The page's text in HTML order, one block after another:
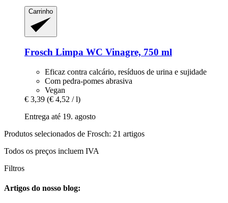
Carrinho
Frosch Limpa WC Vinagre, 750 ml
Eficaz contra calcário, resíduos de urina e sujidade
Com pedra-pomes abrasiva
Vegan
€ 3,39 (€ 4,52 / l)
Entrega até 19. agosto
Produtos selecionados de Frosch: 21 artigos
Todos os preços incluem IVA
Filtros
Artigos do nosso blog: